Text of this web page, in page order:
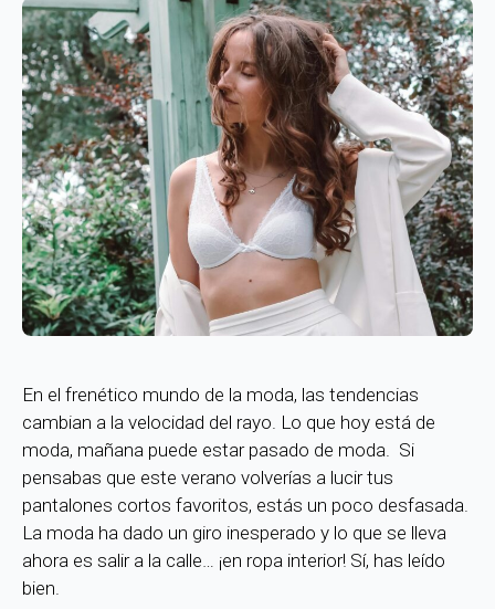
En el frenético mundo de la moda, las tendencias
cambian a la velocidad del rayo. Lo que hoy está de
moda, mañana puede estar pasado de moda. Si
pensabas que este verano volverías a lucir tus
pantalones cortos favoritos, estás un poco desfasada.
La moda ha dado un giro inesperado y lo que se lleva
ahora es salir a la calle… ¡en ropa interior! Sí, has leído
bien.